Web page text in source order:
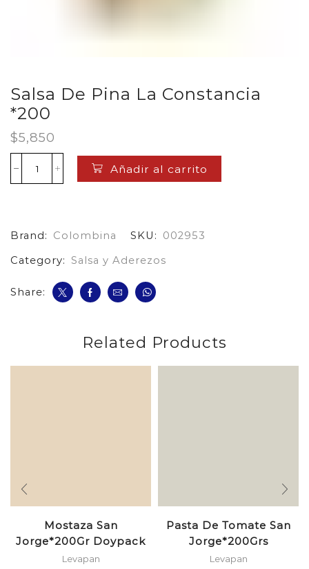
Salsa De Pina La Constancia
*200
$5,850
Salsa
De
*200
Añadir al carrito
Brand: Colombina SKU:
002953
Category: Salsa y Aderezos
Share:
Related Products
Mostaza San
Jorge*200Gr Doypack
Levapan
Pasta De Tomate San
Jorge*200Grs
Levapan